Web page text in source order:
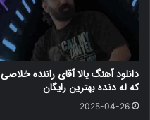
دانلود آهنگ یالا آقای راننده خلاصی
که له دنده بهترین رایگان
2025-04-26